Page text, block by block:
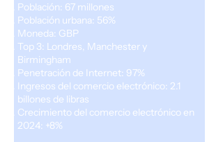
Población: 67 millones
Población urbana: 56%
Moneda: GBP
Top 3: Londres, Manchester y
Birmingham
Penetración de Internet: 97%
Ingresos del comercio electrónico: 2.1
billones de libras
Crecimiento del comercio electrónico en
2024: +8%